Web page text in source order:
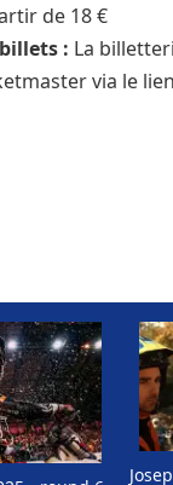
de 18 €
: La
via le